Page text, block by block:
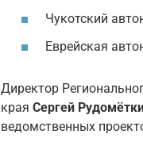
Чукотский
Еврейская
Директор
края Сергей
ведомственных